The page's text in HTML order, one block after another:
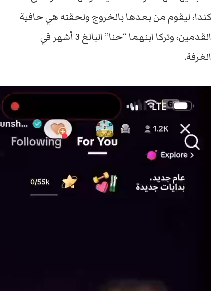
كندا، ليقوم من بعدها بالخروج ولحقته هي حافية
القدمين، وتركا ابنهما “حنا” البالغ 3 أشهر في
الغرفة.